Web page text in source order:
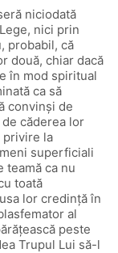
niciodată
nici prin
probabil, că
două, chiar dacă
în mod spiritual
ca să
convinși de
căderea lor
privire la
superficiali
teamă ca nu
toată
lor credință în
al
peste
Trupul Lui să-l